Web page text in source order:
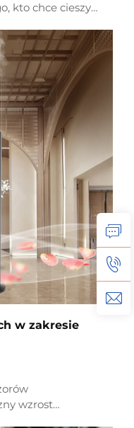
kto chce cieszyć
do
aby zapewnić
wewnątrz
podróż jest
w zakresie
wzrost